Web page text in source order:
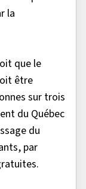
la
que le
être
sur trois
du Québec
du
par